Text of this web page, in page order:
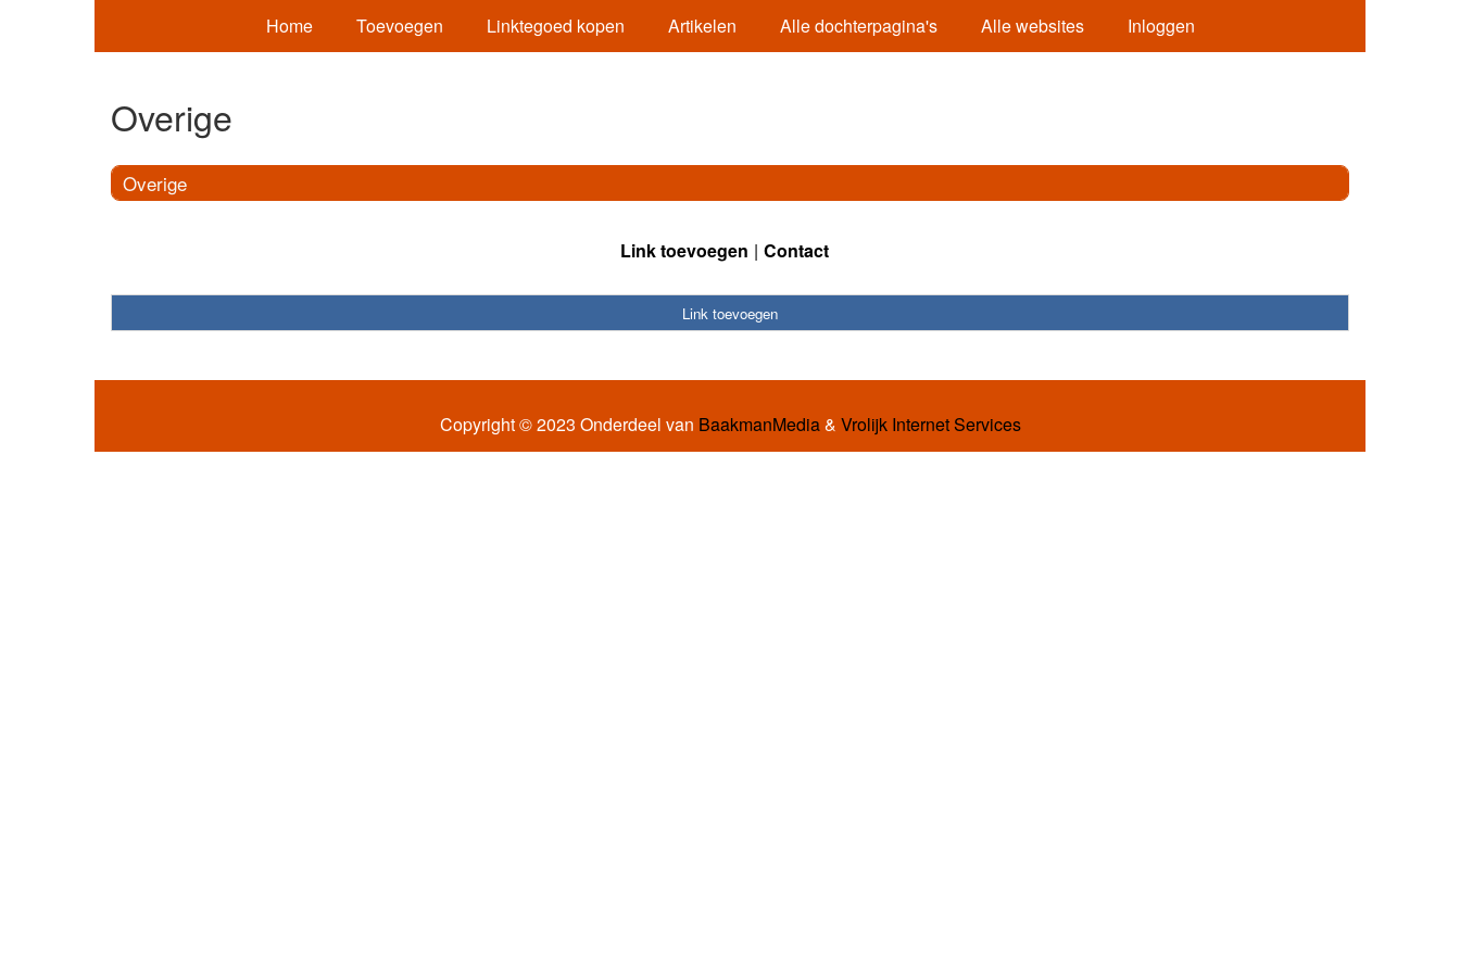
Home Toevoegen Linktegoed kopen Artikelen Alle dochterpagina's Alle websites Inloggen
Overige
Overige
Link toevoegen Contact
Link toevoegen
Copyright © 2023 Onderdeel van BaakmanMedia& Vrolijk Internet Services